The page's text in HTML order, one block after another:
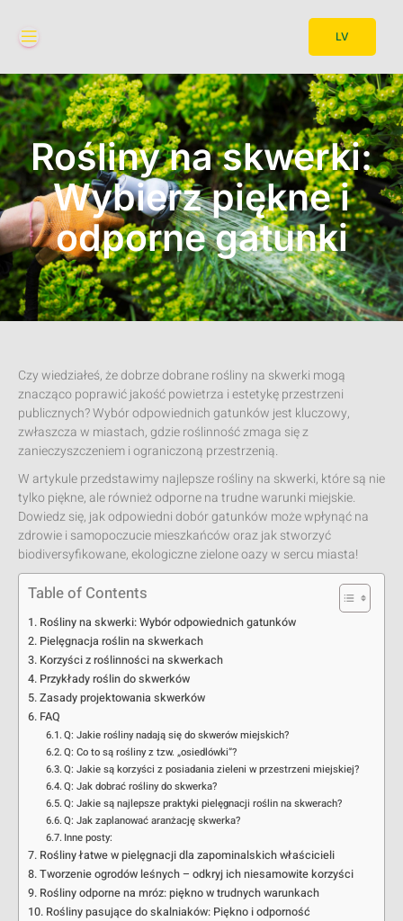
LV
Rośliny na skwerki:
Wybierz piękne i
odporne gatunki
Czy wiedziałeś, że dobrze dobrane rośliny na skwerki mogą
znacząco poprawić jakość powietrza i estetykę przestrzeni
publicznych? Wybór odpowiednich gatunków jest kluczowy,
zwłaszcza w miastach, gdzie roślinność zmaga się z
zanieczyszczeniem i ograniczoną przestrzenią.
W artykule przedstawimy najlepsze rośliny na skwerki, które są nie
tylko piękne, ale również odporne na trudne warunki miejskie.
Dowiedz się, jak odpowiedni dobór gatunków może wpłynąć na
zdrowie i samopoczucie mieszkańców oraz jak stworzyć
biodiversyfikowane, ekologiczne zielone oazy w sercu miasta!
Table of Contents
Rośliny na skwerki: Wybór odpowiednich gatunków
Pielęgnacja roślin na skwerkach
Korzyści z roślinności na skwerkach
Przykłady roślin do skwerków
Zasady projektowania skwerków
FAQ
Q: Jakie rośliny nadają się do skwerów miejskich?
Q: Co to są rośliny z tzw. „osiedlówki”?
Q: Jakie są korzyści z posiadania zieleni w przestrzeni miejskiej?
Q: Jak dobrać rośliny do skwerka?
Q: Jakie są najlepsze praktyki pielęgnacji roślin na skwerach?
Q: Jak zaplanować aranżację skwerka?
Inne posty:
Rośliny łatwe w pielęgnacji dla zapominalskich właścicieli
Tworzenie ogrodów leśnych – odkryj ich niesamowite korzyści
Rośliny odporne na mróz: piękno w trudnych warunkach
Rośliny pasujące do skalniaków: Piękno i odporność